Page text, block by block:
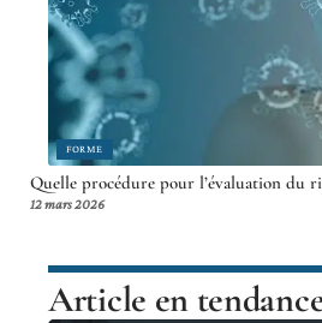
FORME
Quelle procédure pour l’évaluation du
12 mars 2026
Article en